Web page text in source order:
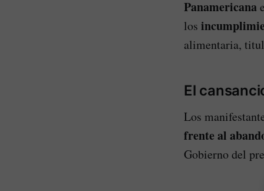
Panamericana
los
alimentaria,
El
Los
frente al
Gobierno del